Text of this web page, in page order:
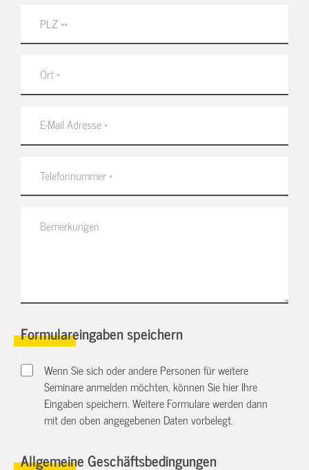
Formulareingaben speichern
Wenn Sie sich oder andere Personen für weitere
Seminare anmelden möchten, können Sie hier Ihre
Eingaben speichern. Weitere Formulare werden dann
mit den oben angegebenen Daten vorbelegt.
Allgemeine Geschäftsbedingungen